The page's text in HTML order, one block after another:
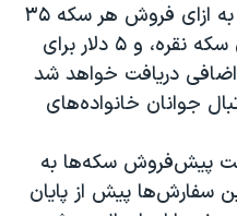
بر اساس قانون مصوب کنگره، به ازای فروش هر سکه ۳۵
دلار برای سکه طلا، ۱۰ دلار برای سکه نقره، و ۵ دلار برای
اضافی دریافت خواهد شد
جوانان خانواده‌های
است پیش‌فروش سکه‌ها به
سفارش‌ها پیش از پایان